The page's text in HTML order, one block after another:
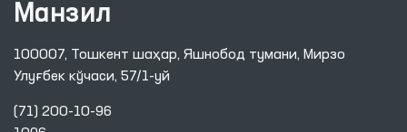
Манзил
100007, Тошкент шаҳар, Яшнобод тумани, Мирзо
Улуғбек кўчаси, 57/1-уй
(71) 200-10-96